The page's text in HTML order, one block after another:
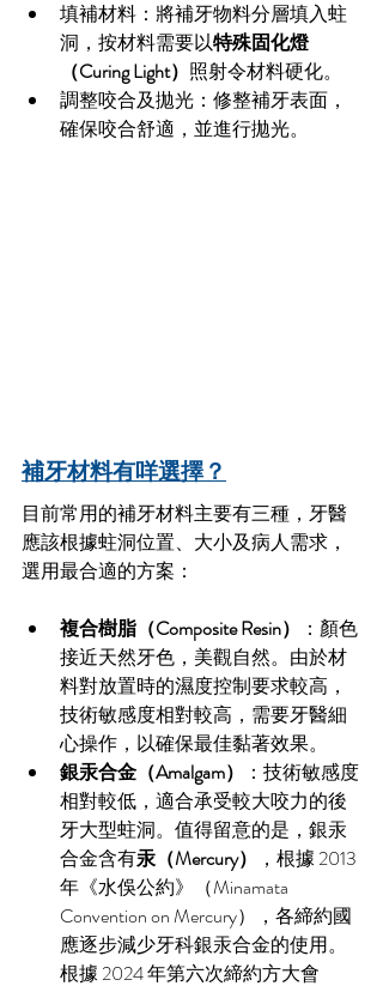
填補材料：將補牙物料分層填入蛀
洞，按材料需要以特殊固化燈
（Curing Light） 照射令材料硬化。
調整咬合及拋光：修整補牙表面，
確保咬合舒適，並進行拋光。
補牙材料有咩選擇？
目前常用的補牙材料主要有三種，牙醫
應該根據蛀洞位置、大小及病人需求，
選用最合適的方案：
複合樹脂（Composite Resin）
：顏色
接近天然牙色，美觀自然。由於材
料對放置時的濕度控制要求較高，
技術敏感度相對較高，需要牙醫細
心操作，以確保最佳黏著效果。
銀汞合金（Amalgam）
：技術敏感度
相對較低，適合承受較大咬力的後
牙大型蛀洞。值得留意的是，銀汞
合金含有汞（Mercury）
，根據 2013
年《水俁公約》（Minamata
Convention on Mercury），各締約國
應逐步減少牙科銀汞合金的使用。
根據 2024 年第六次締約方大會